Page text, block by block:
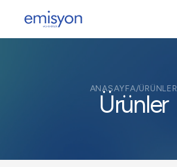
ANASAYFA/ÜRÜNLER
Ürünler